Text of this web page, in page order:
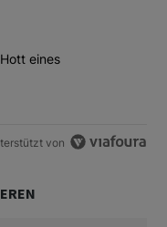
Hüst-und-Hott
eines
von